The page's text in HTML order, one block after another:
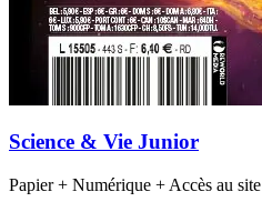
Science & Vie Junior
Papier + Numérique + Accès au site